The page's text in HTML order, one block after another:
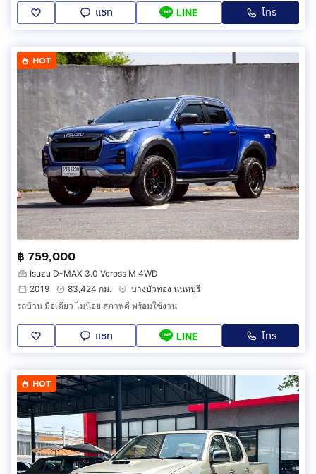
แชท LINE โทร
HOT
฿ 759,000
Isuzu D-MAX 3.0 Vcross M 4WD
2019
83,424 กม.
บางบัวทอง นนทบุรี
รถบ้าน มือเดียว ไมน้อย สภาพดี พร้อมใช้งาน
แชท LINE โทร
HOT